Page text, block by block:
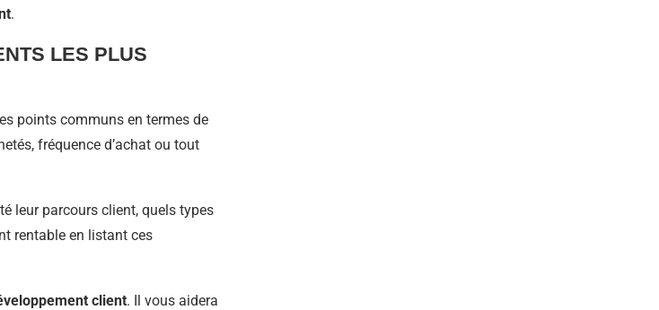
.
LES PLUS
points communs en termes de
fréquence d’achat ou tout
leur parcours client, quels types
rentable en listant ces
client. Il vous aidera